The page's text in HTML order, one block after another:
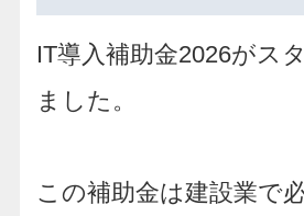
IT導入補助金2026がス
ました。
この補助金は建設業で